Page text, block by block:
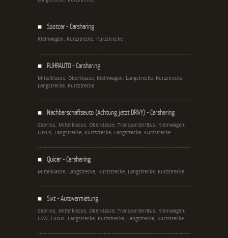
Spotcar - Carsharing
Kleinwagen, Kurzstrecke, Kurzstrecke
RUHRAUTO - Carsharing
Mittelklasse, Oberklasse, Kleinwagen, Langstrecke, Kurzstrecke,
Langstrecke, Kurzstrecke
Nachbarschaftsauto (Achtung jetzt DRIVY) - Carsharing
Cabrios, Mittelklasse, Oberklasse, Transporter/Bus, Kleinwagen,
Luxus, Langstrecke, Kurzstrecke, Langstrecke, Kurzstrecke
Quicar - Carsharing
Mittelklasse, Langstrecke, Kurzstrecke, Langstrecke, Kurzstrecke
Sixt - Autovermietung
Cabrios, Mittelklasse, Oberklasse, Transporter/Bus, Kleinwagen,
LKW, Luxus, Langstrecke, Kurzstrecke, Langstrecke, Kurzstrecke